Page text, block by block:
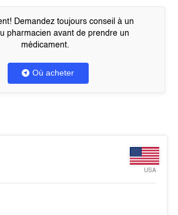
Demandez toujours conseil à un
pharmacien avant de prendre un
médicament.
Où acheter
USA